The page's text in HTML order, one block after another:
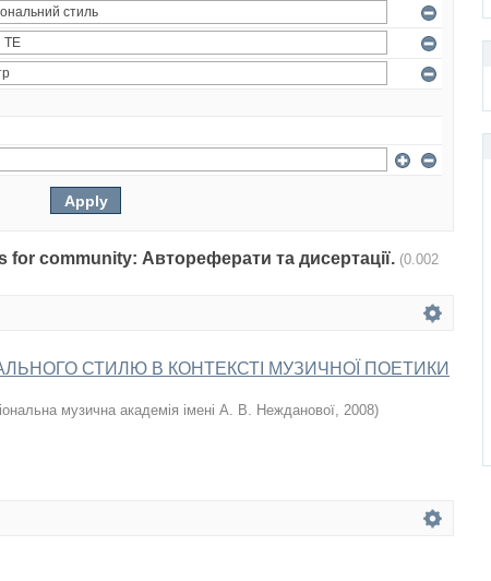
community: Автореферати та дисертації. (0.002
СТИЛЮ В КОНТЕКСТІ МУЗИЧНОЇ ПОЕТИКИ
музична академія імені А. В. Нежданової, 2008)